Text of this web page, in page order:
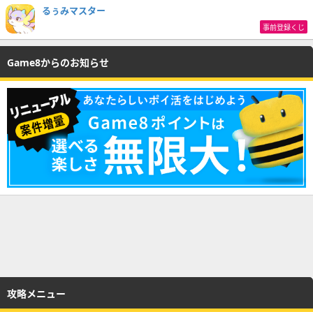
るぅみマスター
事前登録くじ
Game8からのお知らせ
攻略メニュー